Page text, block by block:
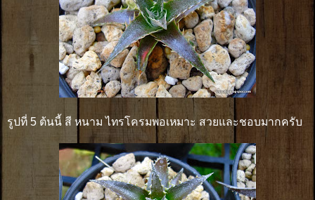
รูปที่ 5 ต้นนี้ สี หนาม ไทรโครมพอเหมาะ สวยและชอบมากครับ